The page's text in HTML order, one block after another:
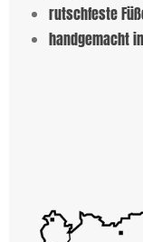
rutschfeste
handgemacht